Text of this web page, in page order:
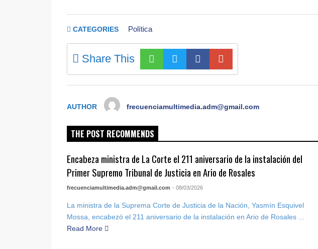
CATEGORIES Política
Share This
AUTHOR frecuenciamultimedia.adm@gmail.com
THE POST RECOMMENDS
Encabeza ministra de La Corte el 211 aniversario de la instalación del
Primer Supremo Tribunal de Justicia en Ario de Rosales
frecuenciamultimedia.adm@gmail.com - 08/03/2026
La ministra de la Suprema Corte de Justicia de la Nación, Yasmín Esquivel
Mossa, encabezó el 211 aniversario de la instalación en Ario de Rosales ...
Read More